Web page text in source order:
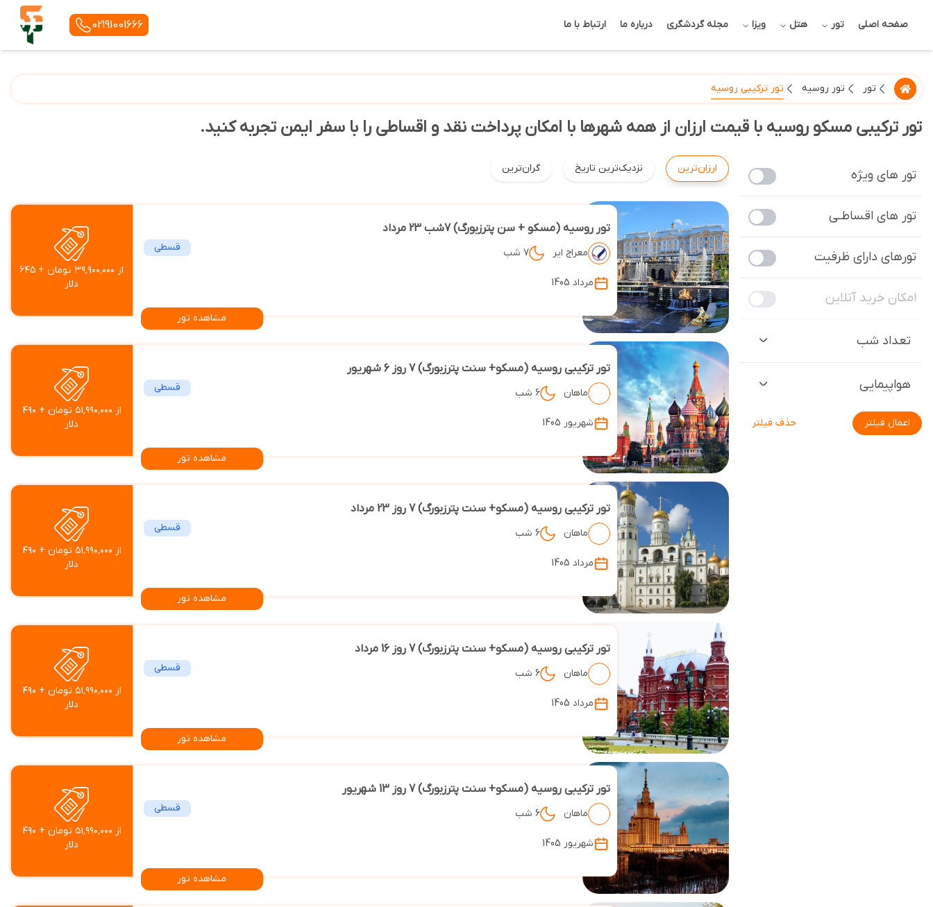
صفحه اصلی تور هتل ویزا مجله گردشگری درباره ما ارتباط با ما 02191001666
تور تور روسیه تور ترکیبی روسیه
تور ترکیبی مسکو روسیه با قیمت ارزان از همه شهرها با امکان پرداخت نقد و اقساطی را با سفر ایمن تجربه کنید.
تور های ویژه
تور های اقساطـی
تورهای دارای ظرفیت
امکان خرید آنلاین
تعداد شب
هواپیمایی
اعمال فیلتر حذف فیلتر
ارزان‌ترین نزدیک‌ترین تاریخ گران‌ترین
تور روسیه (مسکو + سن پترزبورگ) 7شب 23 مرداد
معراج ایر 7 شب قسطی
مرداد 1405
مشاهده تور
از ۳۹٬۹۰۰٬۰۰۰ تومان + ۶۴۵
دلار
تور ترکیبی روسیه (مسکو+ سنت پترزبورگ) 7 روز 6 شهریور
ماهان 6 شب قسطی
شهریور 1405
مشاهده تور
از ۵۱٬۹۹۰٬۰۰۰ تومان + ۴۹۰
دلار
تور ترکیبی روسیه (مسکو+ سنت پترزبورگ) 7 روز 23 مرداد
ماهان 6 شب قسطی
مرداد 1405
مشاهده تور
از ۵۱٬۹۹۰٬۰۰۰ تومان + ۴۹۰
دلار
تور ترکیبی روسیه (مسکو+ سنت پترزبورگ) 7 روز 16 مرداد
ماهان 6 شب قسطی
مرداد 1405
مشاهده تور
از ۵۱٬۹۹۰٬۰۰۰ تومان + ۴۹۰
دلار
تور ترکیبی روسیه (مسکو+ سنت پترزبورگ) 7 روز 13 شهریور
ماهان 6 شب قسطی
شهریور 1405
مشاهده تور
از ۵۱٬۹۹۰٬۰۰۰ تومان + ۴۹۰
دلار